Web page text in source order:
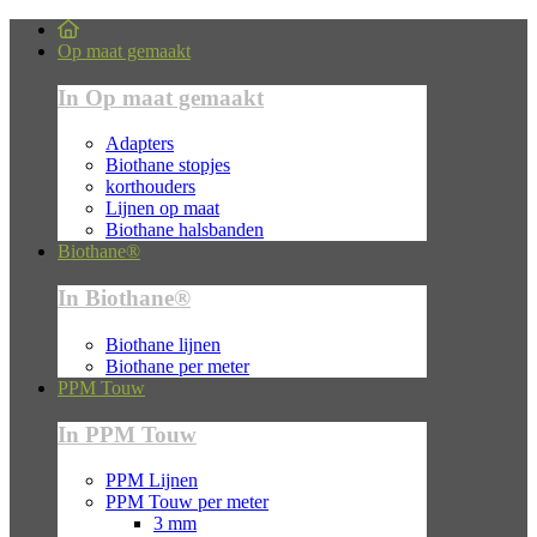
Op maat gemaakt
In Op maat gemaakt
Adapters
Biothane stopjes
korthouders
Lijnen op maat
Biothane halsbanden
Biothane®
In Biothane®
Biothane lijnen
Biothane per meter
PPM Touw
In PPM Touw
PPM Lijnen
PPM Touw per meter
3 mm